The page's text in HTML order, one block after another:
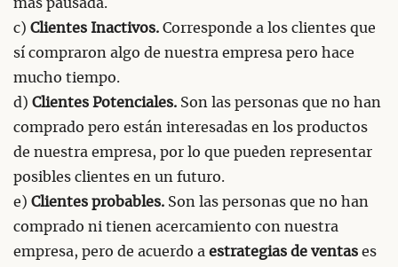
más pausada.
c) Clientes Inactivos. Corresponde a los clientes que
sí compraron algo de nuestra empresa pero hace
mucho tiempo.
d) Clientes Potenciales. Son las personas que no han
comprado pero están interesadas en los productos
de nuestra empresa, por lo que pueden representar
posibles clientes en un futuro.
e) Clientes probables. Son las personas que no han
comprado ni tienen acercamiento con nuestra
empresa, pero de acuerdo a estrategias de ventas es